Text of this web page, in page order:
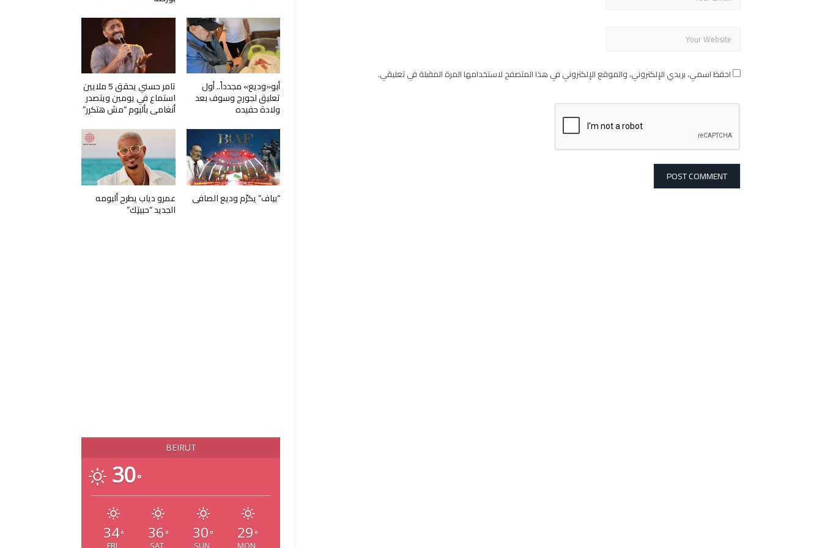
احفظ اسمي، بريدي الإلكتروني، والموقع الإلكتروني في هذا المتصفح لاستخدامها المرة المقبلة في تعليقي.
أبو«وديع» مجدداً.. أول
تعليق لجورج وسوف بعد
ولادة حفيده
تامر حسني يحقق 5 ملايين
استماع في يومين ويتصدر
أنغامي بألبوم “مش هتكرر”
“بياف” يكرّم وديع الصافي عمرو دياب يطرح ألبومه
الجديد “حبيتِك”
BEIRUT
30°
34°
FRI
36 °
SAT
30 °
SUN
29 °
MON